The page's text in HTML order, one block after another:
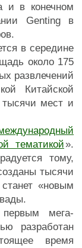
и в конечном
Genting в
в середине
около 175
развлечений
Китайской
тысячи мест и
тематикой».
тому,
тысячи
«новым
мега-
разработан
время